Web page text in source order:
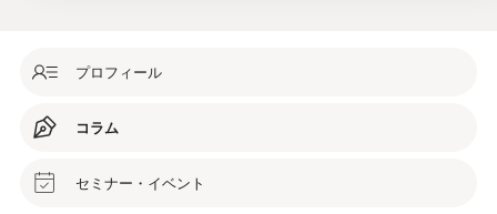
プロフィール
コラム
セミナー・イベント